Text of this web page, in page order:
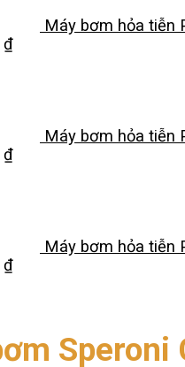
Máy bơm hỏa tiễn
₫
Máy bơm hỏa tiễn
₫
Máy bơm hỏa tiễn
₫
Speroni